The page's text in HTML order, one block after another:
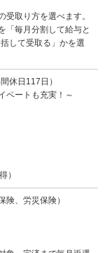
受取り方を選べます。
「毎月分割して給与と
して受取る」かを選
休日117日）
ベートも充実！～
）
、労災保険）